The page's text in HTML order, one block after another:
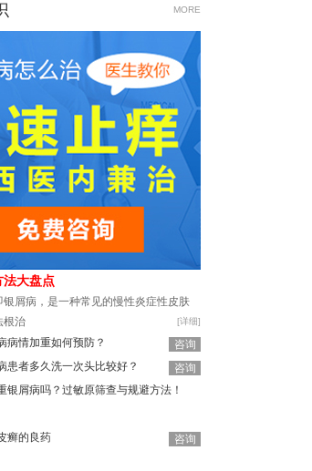
MORE
法大盘点
病，是一种常见的慢性炎症性皮肤
根治
[详细]
病情加重如何预防？
咨询
患者多久洗一次头比较好？
咨询
银屑病吗？过敏原筛查与规避方法！
疗银屑病好，银屑病患者春季过敏病情
癣的良药 咨询